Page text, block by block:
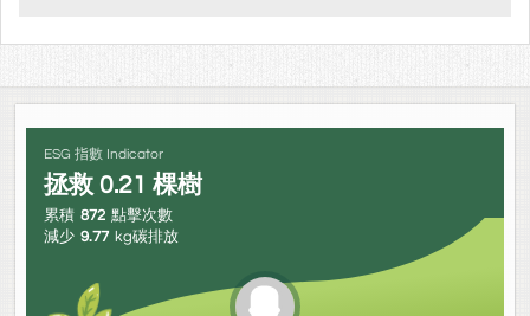
ESG 指數 Indicator
拯救 0.21 棵樹
累積 872 點擊次數
減少 9.77 kg碳排放